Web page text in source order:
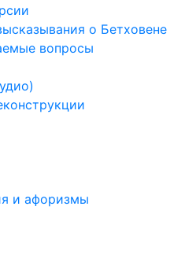
о Бетховене
вопросы
и афоризмы